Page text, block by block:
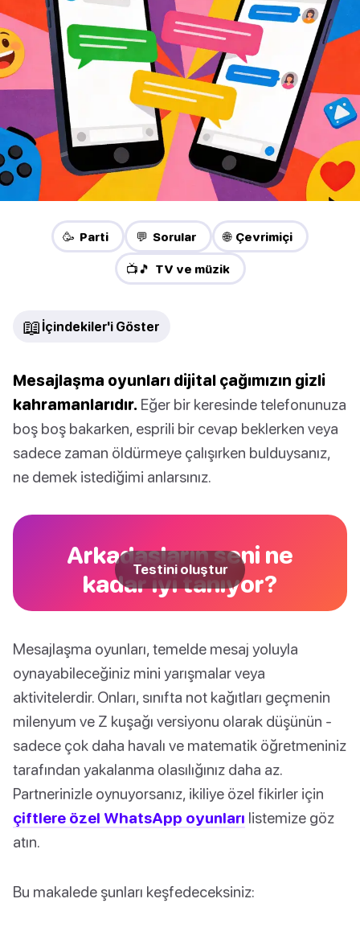
🥳 Parti 💬 Sorular 🌐 Çevrimiçi
📺🎵 TV ve müzik
📖 İçindekiler'i Göster
Mesajlaşma oyunları dijital çağımızın gizli
kahramanlarıdır. Eğer bir keresinde telefonunuza
boş boş bakarken, esprili bir cevap beklerken veya
sadece zaman öldürmeye çalışırken bulduysanız,
ne demek istediğimi anlarsınız.
Arkadaşların seni ne
kadar iyi tanıyor?
Testini oluştur
Mesajlaşma oyunları, temelde mesaj yoluyla
oynayabileceğiniz mini yarışmalar veya
aktivitelerdir. Onları, sınıfta not kağıtları geçmenin
milenyum ve Z kuşağı versiyonu olarak düşünün -
sadece çok daha havalı ve matematik öğretmeniniz
tarafından yakalanma olasılığınız daha az.
Partnerinizle oynuyorsanız, ikiliye özel fikirler için
çiftlere özel WhatsApp oyunları listemize göz
atın.
Bu makalede şunları keşfedeceksiniz: